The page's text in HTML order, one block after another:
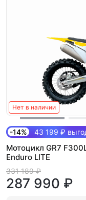
Нет в наличии
-14% 43 199 ₽
Мотоцикл GR7
Enduro LITE
331 189 ₽
287 990 ₽